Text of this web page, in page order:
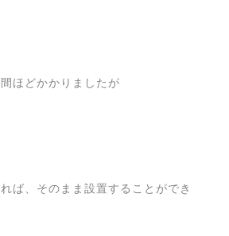
ほどかかりましたが
ば、そのまま設置することができ